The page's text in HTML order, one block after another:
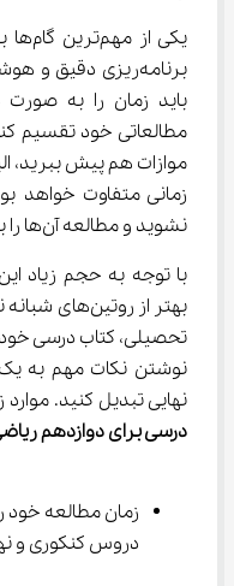
یکی
برنامه‌ریزی دقیق
مطالعاتی خود تقسیم
زمانی متفاوت خواهد
نشوید و مطالعه آن‌ها را برای بعد از عید نگذارید.
بهتر از
نوشتن نکات مهم به یک
نهایی تبدیل کنید. موارد زیر از
درسی برای دوازدهم
زمان مطالعه خود
دروس کنکوری و